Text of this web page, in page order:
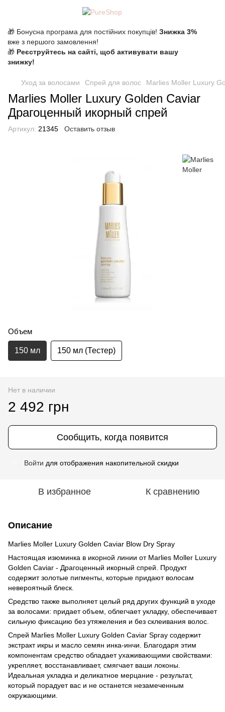
🎁 Бонусна програма для постійних покупців! Знижка 3%
вже з першого замовлення!
🎁 Реєструйтесь на сайті, щоб активувати вашу
знижку!
Уход за волосами Спрей для волос Marlies Moller Luxury
Marlies Moller Luxury Golden Caviar
Драгоценный икорный спрей
Артикул: 21345 Оставить отзыв
Объем
150 мл 150 мл (Тестер)
Нет в наличии
2 492 грн
Сообщить, когда появится
Войти для отображения накопительной скидки
В избранное К сравнению
Описание
Marlies Moller Luxury Golden Caviar Blow Dry Spray
Настоящая изюминка в икорной линии от Marlies Moller Luxury
Golden Caviar - Драгоценный икорный спрей. Продукт
содержит золотые пигменты, которые придают волосам
невероятный блеск.
Средство также выполняет целый ряд других функций в уходе
за волосами: придает объем, облегчает укладку, обеспечивает
сильную фиксацию без утяжеления и без склеивания волос.
Спрей Marlies Moller Luxury Golden Caviar Spray содержит
экстракт икры и масло семян инка-инчи. Благодаря этим
компонентам средство обладает ухаживающими свойствами:
укрепляет, восстанавливает, смягчает ваши локоны.
Идеальная укладка и деликатное мерцание - результат,
который порадует вас и не останется незамеченным
окружающими.